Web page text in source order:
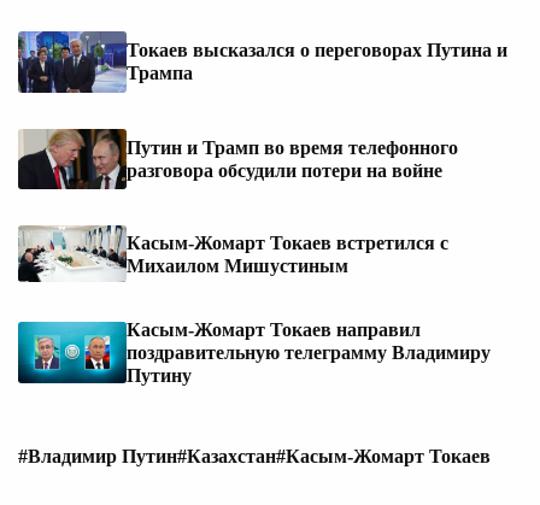
Токаев высказался о переговорах Путина и
Трампа
Путин и Трамп во время телефонного
разговора обсудили потери на войне
Касым-Жомарт Токаев встретился с
Михаилом Мишустиным
Касым-Жомарт Токаев направил
поздравительную телеграмму Владимиру
Путину
#Владимир Путин#Казахстан#Касым-Жомарт Токаев